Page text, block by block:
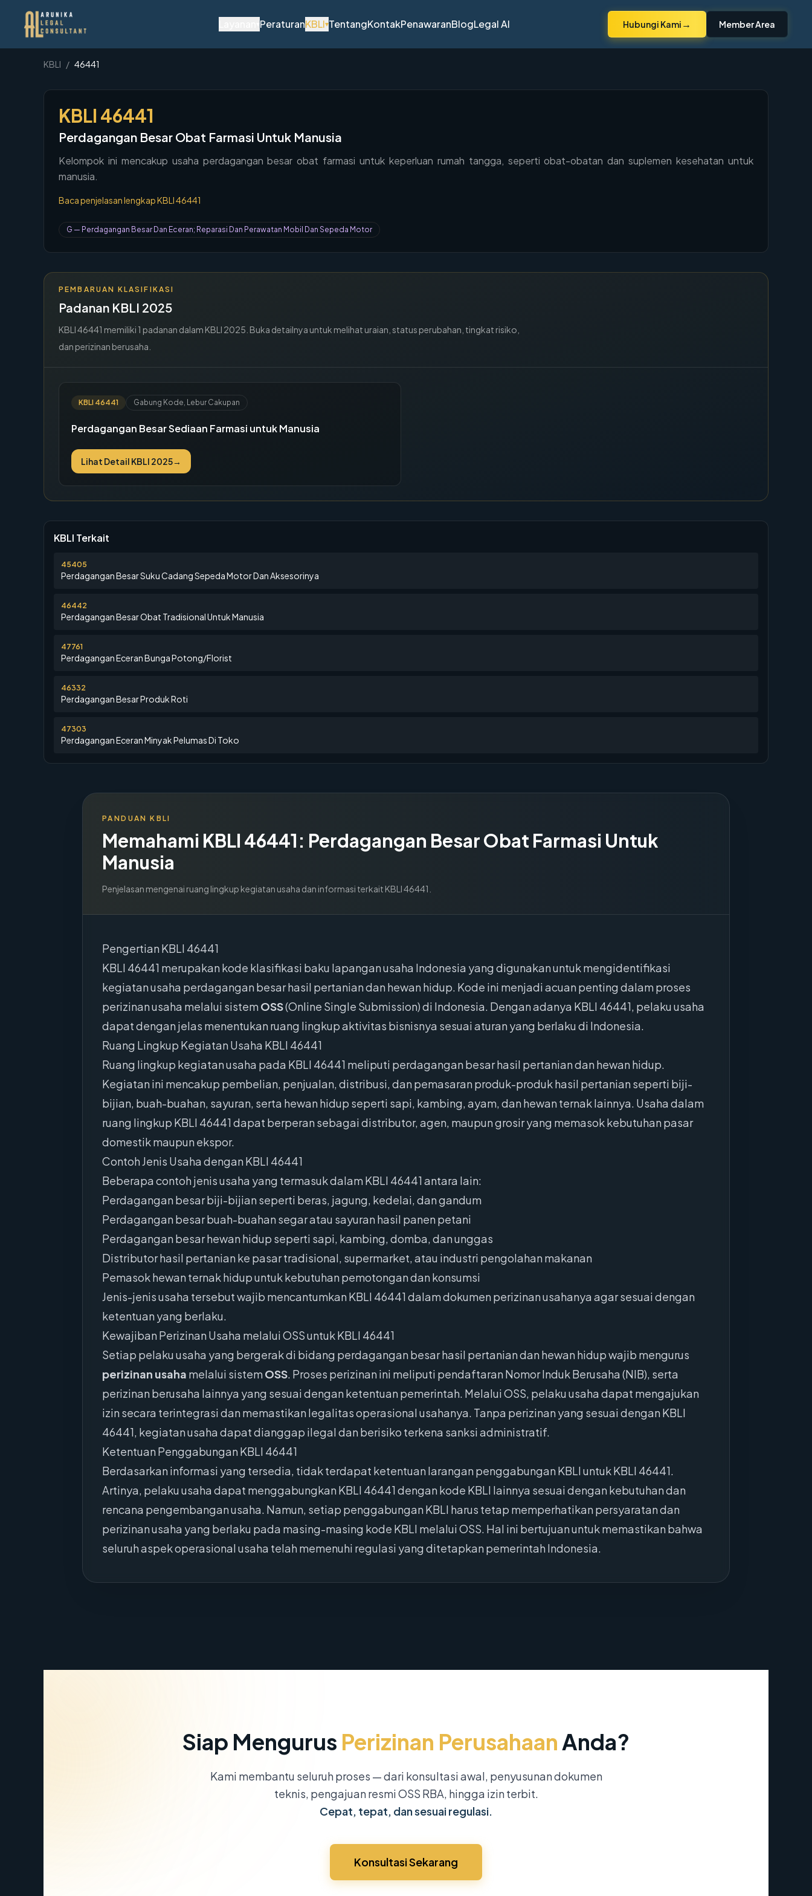
PeraturanKBLI▾TentangKontakPenawaranBlogLegal AI Hubungi Kami → Member Area
KBLI / 46441
KBLI 46441
Perdagangan Besar Obat Farmasi Untuk Manusia
Kelompok ini mencakup usaha perdagangan besar obat farmasi untuk keperluan rumah tangga, seperti obat-obatan dan suplemen kesehatan untuk
manusia.
Baca penjelasan lengkap KBLI46441
G — Perdagangan Besar Dan Eceran; Reparasi Dan Perawatan Mobil Dan Sepeda Motor
PEMBARUAN KLASIFIKASI
Padanan KBLI 2025
KBLI46441 memiliki 1 padanan dalam KBLI 2025. Buka detailnya untuk melihat uraian, status perubahan, tingkat risiko,
dan perizinan berusaha.
KBLI 46441 Gabung Kode, Lebur Cakupan
Perdagangan Besar Sediaan Farmasi untuk Manusia
Lihat Detail KBLI 2025→
KBLI Terkait
45405
Perdagangan Besar Suku Cadang Sepeda Motor Dan Aksesorinya
46442
Perdagangan Besar Obat Tradisional Untuk Manusia
47761
Perdagangan Eceran Bunga Potong/Florist
46332
Perdagangan Besar Produk Roti
47303
Perdagangan Eceran Minyak Pelumas Di Toko
PANDUAN KBLI
Memahami KBLI 46441: Perdagangan Besar Obat Farmasi Untuk
Manusia
Penjelasan mengenai ruang lingkup kegiatan usaha dan informasi terkait KBLI46441
Pengertian KBLI 46441
KBLI 46441 merupakan kode klasifikasi baku lapangan usaha Indonesia yang digunakan untuk mengidentifikasi
kegiatan usaha perdagangan besar hasil pertanian dan hewan hidup. Kode ini menjadi acuan penting dalam proses
perizinan usaha melalui sistem OSS(Online Single Submission) di Indonesia. Dengan adanya KBLI 46441, pelaku usaha
dapat dengan jelas menentukan ruang lingkup aktivitas bisnisnya sesuai aturan yang berlaku di Indonesia.
Ruang Lingkup Kegiatan Usaha KBLI 46441
Ruang lingkup kegiatan usaha pada KBLI 46441 meliputi perdagangan besar hasil pertanian dan hewan hidup.
Kegiatan ini mencakup pembelian, penjualan, distribusi, dan pemasaran produk-produk hasil pertanian seperti biji-
bijian, buah-buahan, sayuran, serta hewan hidup seperti sapi, kambing, ayam, dan hewan ternak lainnya. Usaha dalam
ruang lingkup KBLI 46441 dapat berperan sebagai distributor, agen, maupun grosir yang memasok kebutuhan pasar
domestik maupun ekspor.
Contoh Jenis Usaha dengan KBLI 46441
Beberapa contoh jenis usaha yang termasuk dalam KBLI 46441 antara lain:
Perdagangan besar biji-bijian seperti beras, jagung, kedelai, dan gandum
Perdagangan besar buah-buahan segar atau sayuran hasil panen petani
Perdagangan besar hewan hidup seperti sapi, kambing, domba, dan unggas
Distributor hasil pertanian ke pasar tradisional, supermarket, atau industri pengolahan makanan
Pemasok hewan ternak hidup untuk kebutuhan pemotongan dan konsumsi
Jenis-jenis usaha tersebut wajib mencantumkan KBLI 46441 dalam dokumen perizinan usahanya agar sesuai dengan
ketentuan yang berlaku.
Kewajiban Perizinan Usaha melalui OSS untuk KBLI 46441
Setiap pelaku usaha yang bergerak di bidang perdagangan besar hasil pertanian dan hewan hidup wajib mengurus
perizinan usaha melalui sistem OSS. Proses perizinan ini meliputi pendaftaran Nomor Induk Berusaha (NIB), serta
perizinan berusaha lainnya yang sesuai dengan ketentuan pemerintah. Melalui OSS, pelaku usaha dapat mengajukan
izin secara terintegrasi dan memastikan legalitas operasional usahanya. Tanpa perizinan yang sesuai dengan KBLI
46441, kegiatan usaha dapat dianggap ilegal dan berisiko terkena sanksi administratif.
Ketentuan Penggabungan KBLI 46441
Berdasarkan informasi yang tersedia, tidak terdapat ketentuan larangan penggabungan KBLI untuk KBLI 46441.
Artinya, pelaku usaha dapat menggabungkan KBLI 46441 dengan kode KBLI lainnya sesuai dengan kebutuhan dan
rencana pengembangan usaha. Namun, setiap penggabungan KBLI harus tetap memperhatikan persyaratan dan
perizinan usaha yang berlaku pada masing-masing kode KBLI melalui OSS. Hal ini bertujuan untuk memastikan bahwa
seluruh aspek operasional usaha telah memenuhi regulasi yang ditetapkan pemerintah Indonesia.
Siap Mengurus Perizinan PerusahaanAnda?
Kami membantu seluruh proses — dari konsultasi awal, penyusunan dokumen
teknis, pengajuan resmi OSS RBA, hingga izin terbit.
Cepat, tepat, dan sesuai regulasi.
Konsultasi Sekarang